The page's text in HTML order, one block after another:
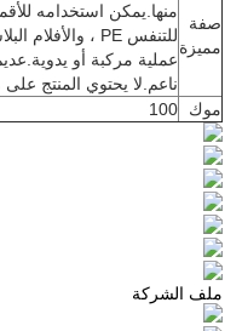
صفة
مميزة
منها.يمكن استخدامه
للتنفس PE ، والأفلام البلاستيكية
عملية مركبة أو
ناعم.لا يحتوي المنتج
موك
100
ملف الشركة